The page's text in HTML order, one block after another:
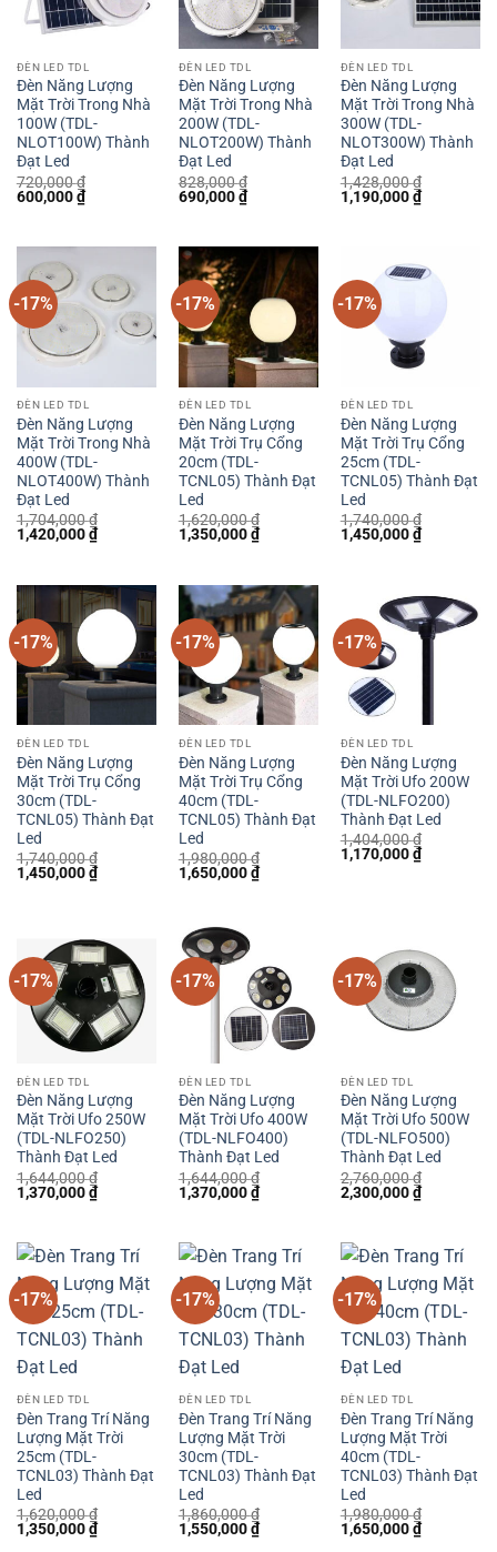
ĐÈN LED TDL
Đèn Năng Lượng
Mặt Trời Trong Nhà
100W (TDL-
NLOT100W) Thành
Đạt Led
720,000₫
Giá
600,000₫Giá
hiện
ĐÈN LED TDL
Đèn Năng Lượng
Mặt Trời Trong Nhà
200W (TDL-
NLOT200W) Thành
Đạt Led
828,000₫
Giá
690,000₫Giá
hiện
690,000 ₫.
ĐÈN LED TDL
Đèn Năng Lượng
Mặt Trời Trong Nhà
300W (TDL-
NLOT300W) Thành
Đạt Led
1,428,000₫
Giá
gốc
1,190,000₫Giá
hiện
-17%
ĐÈN LED TDL
Đèn Năng Lượng
Mặt Trời Trong Nhà
400W (TDL-
NLOT400W) Thành
Đạt Led
1,704,000₫
Giá
gốc
1,420,000₫Giá
hiện
1,420,000 ₫.
-17%
ĐÈN LED TDL
Đèn Năng Lượng
Mặt Trời Trụ Cổng
20cm (TDL-
TCNL05) Thành Đạt
Led
1,620,000₫
Giá
gốc
1,350,000₫Giá
hiện
1,350,000 ₫.
-17%
ĐÈN LED TDL
Đèn Năng Lượng
Mặt Trời Trụ Cổng
25cm (TDL-
TCNL05) Thành Đạt
Led
1,740,000₫
Giá
gốc
1,450,000₫Giá
hiện
1,450,000
-17%
ĐÈN LED TDL
Đèn Năng Lượng
Mặt Trời Trụ Cổng
30cm (TDL-
TCNL05) Thành Đạt
Led
1,740,000₫
Giá
gốc
1,450,000₫Giá
hiện
-17%
ĐÈN LED TDL
Đèn Năng Lượng
Mặt Trời Trụ Cổng
40cm (TDL-
TCNL05) Thành Đạt
Led
1,980,000₫
Giá
gốc
1,650,000₫Giá
hiện
-17%
ĐÈN LED TDL
Đèn Năng Lượng
Mặt Trời Ufo 200W
(TDL-NLFO200)
Thành Đạt Led
1,404,000₫
Giá
gốc
1,170,000₫Giá
hiện
-17%
ĐÈN LED TDL
Đèn Năng Lượng
Mặt Trời Ufo 250W
(TDL-NLFO250)
Thành Đạt Led
1,644,000₫
Giá
gốc
1,370,000₫Giá
hiện
1,370,000 ₫.
-17%
ĐÈN LED TDL
Đèn Năng Lượng
Mặt Trời Ufo 400W
(TDL-NLFO400)
Thành Đạt Led
1,644,000₫
Giá
gốc
1,370,000₫Giá
hiện
1,370,000 ₫.
-17%
ĐÈN LED TDL
Đèn Năng Lượng
Mặt Trời Ufo 500W
(TDL-NLFO500)
Thành Đạt Led
2,760,000₫
Giá
gốc
2,300,000₫Giá
hiện
2,300,000
-17%
ĐÈN LED TDL
Đèn Trang Trí Năng
Lượng Mặt Trời
25cm (TDL-
TCNL03) Thành Đạt
Led
1,620,000₫
Giá
gốc
1,350,000₫Giá
hiện
-17%
ĐÈN LED TDL
Đèn Trang Trí Năng
Lượng Mặt Trời
30cm (TDL-
TCNL03) Thành Đạt
Led
1,860,000₫
Giá
gốc
1,550,000₫Giá
hiện
-17%
ĐÈN LED TDL
Đèn Trang Trí Năng
Lượng Mặt Trời
40cm (TDL-
TCNL03) Thành Đạt
Led
1,980,000₫
Giá
gốc
1,650,000₫Giá
hiện